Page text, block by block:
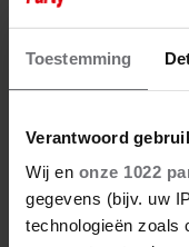
Toestemming
Verantwoord
Wij en onze 1022
gegevens (bijv. uw
technologieën zoals